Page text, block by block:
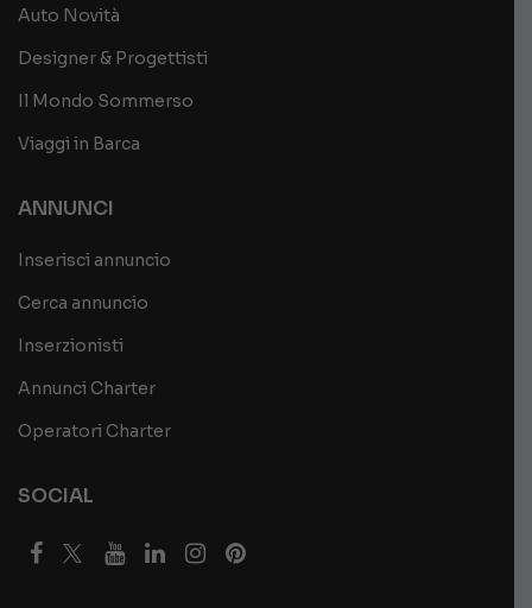
Auto Novità
Designer & Progettisti
Il Mondo Sommerso
Viaggi in Barca
ANNUNCI
Inserisci annuncio
Cerca annuncio
Inserzionisti
Annunci Charter
Operatori Charter
SOCIAL